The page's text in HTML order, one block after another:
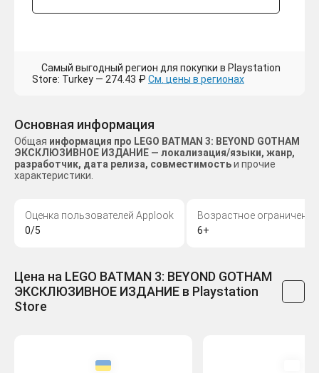
Самый выгодный регион для покупки в Playstation
Store: Turkey — 274.43 ₽ См. цены в регионах
Основная информация
Общая информация про LEGO BATMAN 3: BEYOND GOTHAM
ЭКСКЛЮЗИВНОЕ ИЗДАНИЕ — локализация/языки, жанр,
разработчик, дата релиза, совместимостьи прочие
характеристики.
Оценка пользователей Applook
0/5
Возрастное ограничение
6+
Цена на LEGO BATMAN 3: BEYOND GOTHAM
ЭКСКЛЮЗИВНОЕ ИЗДАНИЕ в Playstation
Store